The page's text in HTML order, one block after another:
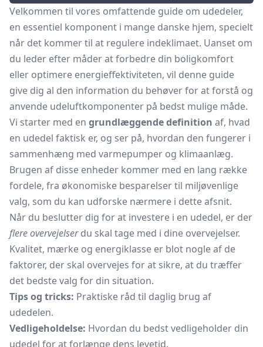
Velkommen til vores omfattende guide om udedeler,
en essentiel komponent i mange danske hjem, specielt
når det kommer til at regulere indeklimaet. Uanset om
du leder efter måder at forbedre din boligkomfort
eller optimere energieffektiviteten, vil denne guide
give dig al den information du behøver for at forstå og
anvende udeluftkomponenter på bedst mulige måde.
Vi starter med en grundlæggende definition af, hvad
en udedel faktisk er, og ser på, hvordan den fungerer i
sammenhæng med varmepumper og klimaanlæg.
Brugen af disse enheder kommer med en lang række
fordele, fra økonomiske besparelser til miljøvenlige
valg, som du kan udforske nærmere i dette afsnit.
Når du beslutter dig for at investere i en udedel, er der
flere overvejelserdu skal tage med i dine overvejelser.
Kvalitet, mærke og energiklasse er blot nogle af de
faktorer, der skal overvejes for at sikre, at du træffer
det bedste valg for din situation.
Tips og tricks: Praktiske råd til daglig brug af
udedelen.
Vedligeholdelse: Hvordan du bedst vedligeholder din
udedel for at forlænge dens levetid.